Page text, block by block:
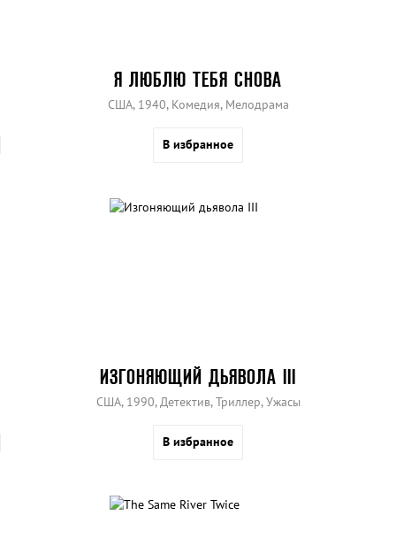
Я ЛЮБЛЮ ТЕБЯ СНОВА
США, 1940, Комедия, Мелодрама
В избранное
ИЗГОНЯЮЩИЙ ДЬЯВОЛА III
США, 1990, Детектив, Триллер, Ужасы
В избранное